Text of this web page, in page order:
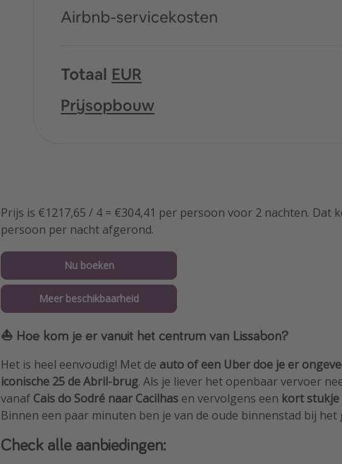
Prijs is €1217,65 / 4 = €304,41 per persoon voor 2 nachten. Dat
persoon per nacht afgerond.
Nu boeken
Meer beschikbaarheid
⛵ Hoe kom je er vanuit het centrum van Lissabon?
Het is heel eenvoudig! Met de auto of een Uber doe je er
iconische 25 de Abril-brug. Als je liever het openbaar vervoer
vanaf Cais do Sodré naar Cacilhas en vervolgens een kort stukje
Binnen een paar minuten ben je van de oude binnenstad bij het
Check alle aanbiedingen: